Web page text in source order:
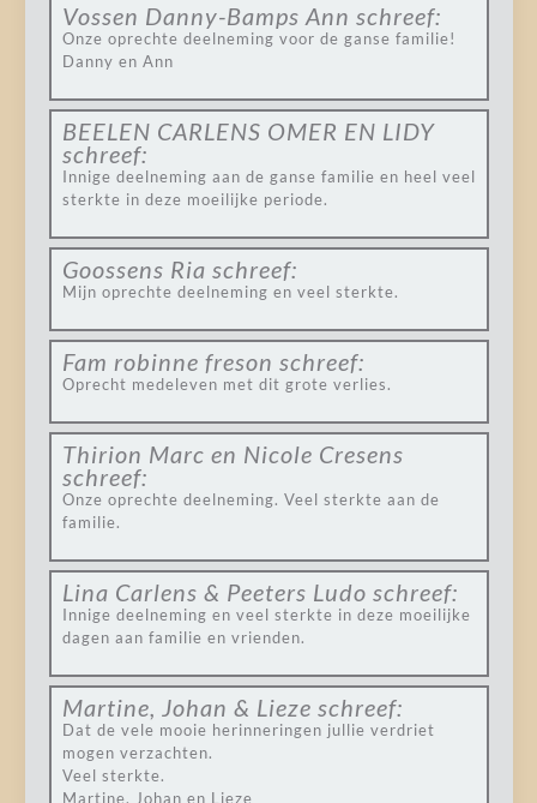
Vossen Danny-Bamps Ann schreef:
Onze oprechte deelneming voor de ganse familie!
Danny en Ann
BEELEN CARLENS OMER EN LIDY
schreef:
Innige deelneming aan de ganse familie en heel veel
sterkte in deze moeilijke periode.
Goossens Ria schreef:
Mijn oprechte deelneming en veel sterkte.
Fam robinne freson schreef:
Oprecht medeleven met dit grote verlies.
Thirion Marc en Nicole Cresens
schreef:
Onze oprechte deelneming. Veel sterkte aan de
familie.
Lina Carlens & Peeters Ludo schreef:
Innige deelneming en veel sterkte in deze moeilijke
dagen aan familie en vrienden.
Martine, Johan & Lieze schreef:
Dat de vele mooie herinneringen jullie verdriet
mogen verzachten.
Veel sterkte.
Martine, Johan en Lieze